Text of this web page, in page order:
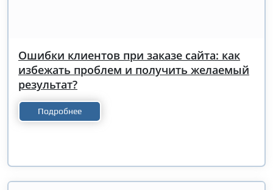
Ошибки клиентов при заказе сайта: как
избежать проблем и получить желаемый
результат?
Подробнее